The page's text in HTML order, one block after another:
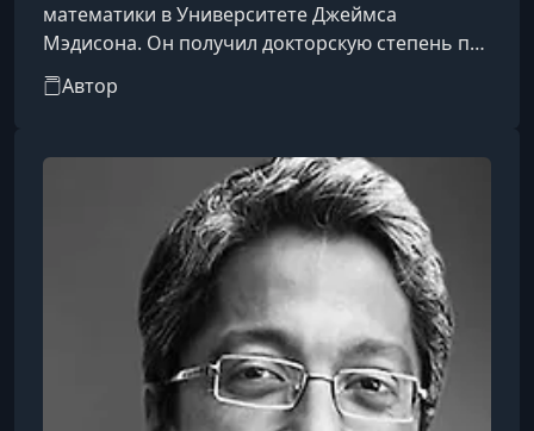
математики в Университете Джеймса
Мэдисона. Он получил докторскую степень по
математике в Дартмутском колледже.
Розенхаус — автор и редактор нескольких книг
математикой и эволюционной биологией.
Среди его публикаций — более десятка
научных статей по теории чисел и
комбинаторике. Его книга «Taking Sudoku
Seriously: The Math behind the World’s Most
Popular Pencil Puzzle» получи
Автор